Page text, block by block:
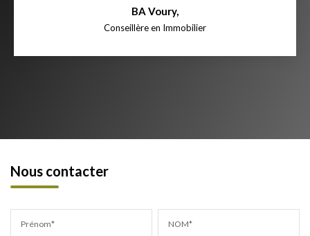
BA Voury,
Conseillère en Immobilier
Nous contacter
Prénom* NOM*